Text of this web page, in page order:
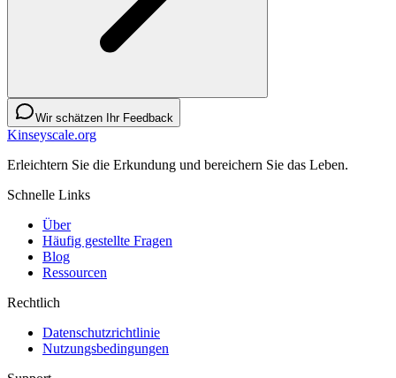
Wir schätzen Ihr Feedback
Kinseyscale.org
Erleichtern Sie die Erkundung und bereichern Sie das Leben.
Schnelle Links
Über
Häufig gestellte Fragen
Blog
Ressourcen
Rechtlich
Datenschutzrichtlinie
Nutzungsbedingungen